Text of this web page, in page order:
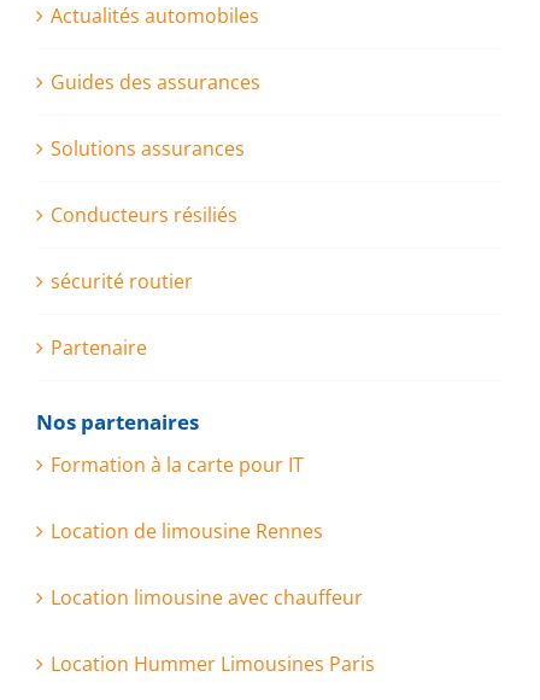
Actualités automobiles
Guides des assurances
Solutions assurances
Conducteurs résiliés
sécurité routier
Partenaire
Nos partenaires
Formation à la carte pour IT
Location de limousine Rennes
Location limousine avec chauffeur
Location Hummer Limousines Paris